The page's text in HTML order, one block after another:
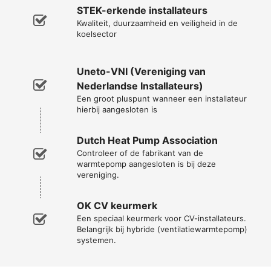
STEK-erkende installateurs
Kwaliteit, duurzaamheid en veiligheid in de
koelsector
Uneto-VNI (Vereniging van
Nederlandse Installateurs)
Een groot pluspunt wanneer een installateur
hierbij aangesloten is
Dutch Heat Pump Association
Controleer of de fabrikant van de
warmtepomp aangesloten is bij deze
vereniging.
OK CV keurmerk
Een speciaal keurmerk voor CV-installateurs.
Belangrijk bij hybride (ventilatiewarmtepomp)
systemen.